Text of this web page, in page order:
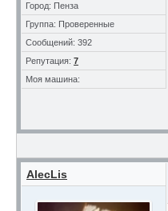
Город: Пенза
Группа: Проверенные
Сообщений: 392
Репутация: 7
Моя машина:
AlecLis